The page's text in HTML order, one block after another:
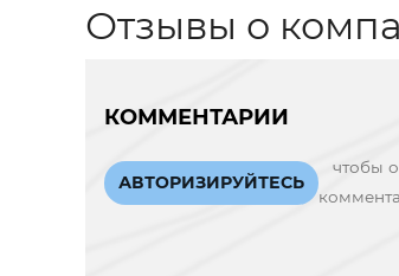
Отзывы о
КОММЕНТАРИИ
АВТОРИЗИРУЙТЕСЬ
чтобы